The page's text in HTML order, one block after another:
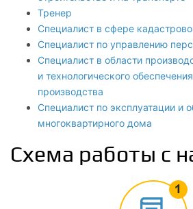
Тренер
Специалист в сфере
Специалист по управлению
Специалист в области
и технологического
производства
Специалист по эксплуатации и
многоквартирного дома
Схема работы с